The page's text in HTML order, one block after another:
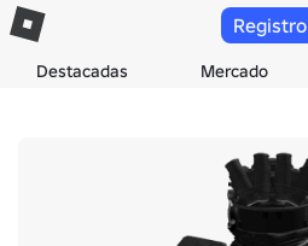
Destacadas Mercado
Registro